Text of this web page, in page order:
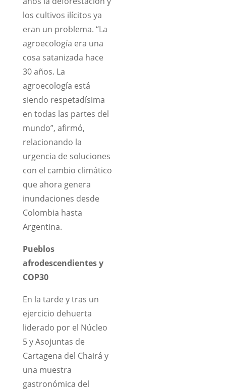
los cultivos ilícitos ya
eran un problema. “La
agroecología era una
cosa satanizada hace
30 años. La
agroecología está
siendo respetadísima
en todas las partes del
mundo”, afirmó,
relacionando la
urgencia de soluciones
con el cambio climático
que ahora genera
inundaciones desde
Colombia hasta
Argentina.
Pueblos
afrodescendientes y
COP30
En la tarde y tras un
ejercicio dehuerta
liderado por el Núcleo
5 y Asojuntas de
Cartagena del Chairá y
una muestra
gastronómica del